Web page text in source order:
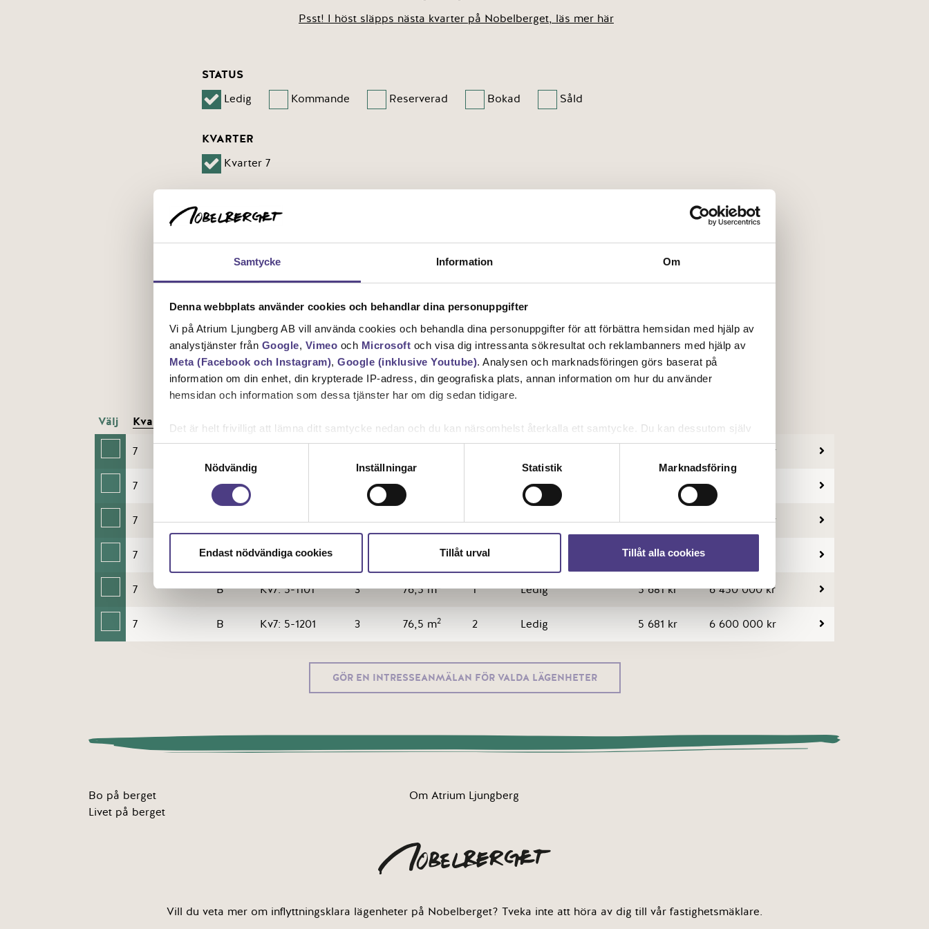
Samtycke Information Om
Denna webbplats använder cookies och behandlar dina personuppgifter
Vi på Atrium Ljungberg AB vill använda cookies och behandla dina personuppgifter för att förbättra hemsidan med hjälp av
analystjänster från Google, Vimeo och Microsoft och visa dig intressanta sökresultat och reklambanners med hjälp av
Meta (Facebook och Instagram), Google (inklusive Youtube). Analysen och marknadsföringen görs baserat på
information om din enhet, din krypterade IP-adress, din geografiska plats, annan information om hur du använder
hemsidan och information som dessa tjänster har om dig sedan tidigare.
Det är helt frivilligt att lämna ditt samtycke nedan och du kan närsomhelst återkalla ett samtycke. Du kan dessutom själv
kontrollera vilka cookies vi får använda genom att anpassa inställningarna.
Nödvändig
Inställningar Statistik Marknadsföring
Endast nödvändiga cookies Tillåt urval Tillåt alla cookies
Psst! I höst släpps nästa kvarter på Nobelberget, läs mer här
STATUS
Ledig
Kommande Reserverad Bokad Såld
KVARTER
Kvarter 7
Hus A
Visar 6 lägenheter
Kvarter Hus Lägenhet Rum Vån. Status Avgift
7
6 600 000 kr
7 B 71 m Ledig 5 650 000 kr
7 B Kv7: 4-1401 3 90 m 4 Ledig 6 421 kr 8 600 000 kr
7 B Kv7: 5-1003 0 5 570 kr
7 B Kv7: 5-1101 3 76,5 m2 1 Ledig 5 681 kr 6 450 000 kr
7 B Kv7: 5-1201 3 76,5 m2 2 Ledig 5 681 kr 6 600 000 kr
Välj
GÖR EN INTRESSEANMÄLAN FÖR VALDA LÄGENHETER
Bo på berget
Livet på berget
Om Atrium Ljungberg
Vill du veta mer om inflyttningsklara lägenheter på Nobelberget? Tveka inte att höra av dig till vår fastighetsmäklare.